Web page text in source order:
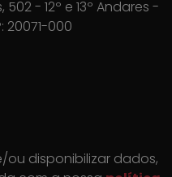
- 12º e 13º Andares -
20071-000
ou disponibilizar dados,